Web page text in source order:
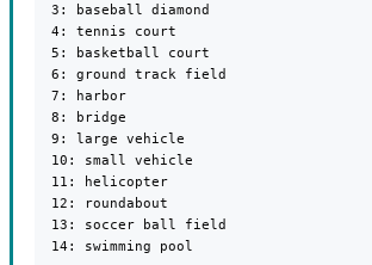
  3: baseball diamond
  4: tennis court
  5: basketball court
  6: ground track field
  7: harbor
  8: bridge
  9: large vehicle
  10: small vehicle
  11: helicopter
  12: roundabout
  13: soccer ball field
  14: swimming pool